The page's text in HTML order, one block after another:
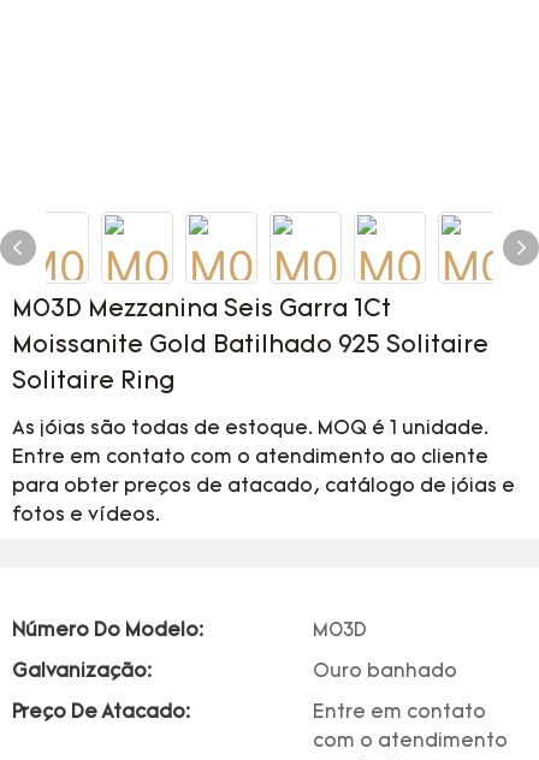
M03D Mezzanina Seis Garra 1Ct
Moissanite Gold Batilhado 925 Solitaire
Solitaire Ring
As jóias são todas de estoque. MOQ é 1 unidade.
Entre em contato com o atendimento ao cliente
para obter preços de atacado, catálogo de jóias e
fotos e vídeos.
Número Do Modelo: M03D
Galvanização: Ouro banhado
Preço De Atacado:
Entre em contato
com o atendimento